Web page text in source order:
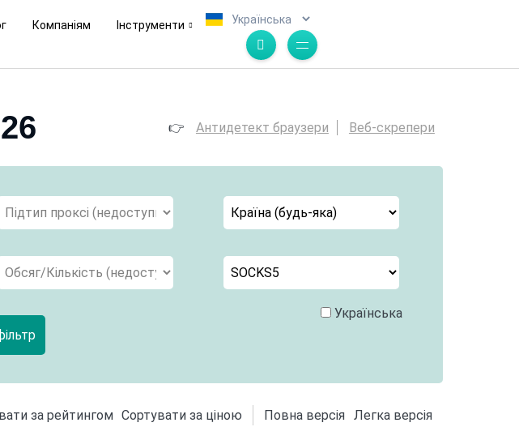
Компаніям Інструменти
👉 Антидетект браузери Веб-скрепери
Українська
за рейтингом Сортувати за ціною Повна версія Легка версія